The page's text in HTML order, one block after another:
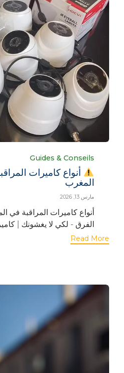
Category
Guides & Conseils
أنواع كاميرات
المغرب
مارس 13, 2026
أنواع كاميرات المراقبة في
الفرق - لكي لا يغشونك |
Read More